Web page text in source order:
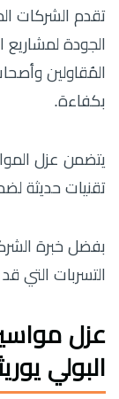
تقدم الشركات
الجودة لمشاريع
المُقاولين
بكفاءة.
يتضمن عزل
تقنيات حديثة
بفضل خبرة
التسربات التي
عزل
البولي